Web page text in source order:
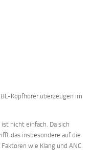
Kopfhörer überzeugen im
nicht einfach. Da sich
das insbesondere auf die
wie Klang und ANC.